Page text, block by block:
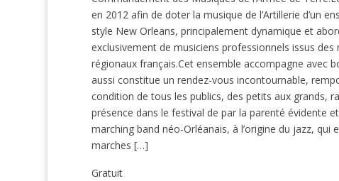
en 2012 afin de doter la musique de l’Artillerie d’un
style New Orleans, principalement dynamique et
exclusivement de musiciens professionnels issus
régionaux français.Cet ensemble accompagne avec
aussi constitue un rendez-vous incontournable,
condition de tous les publics, des petits aux grands,
présence dans le festival de par la parenté évidente
marching band néo-Orléanais, à l’origine du jazz,
marches […]
Gratuit